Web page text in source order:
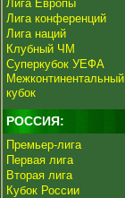
Лига Европы
Лига конференций
Лига наций
Клубный ЧМ
Суперкубок УЕФА
Межконтинентальный
кубок
РОССИЯ:
Премьер-лига
Первая лига
Вторая лига
Кубок России